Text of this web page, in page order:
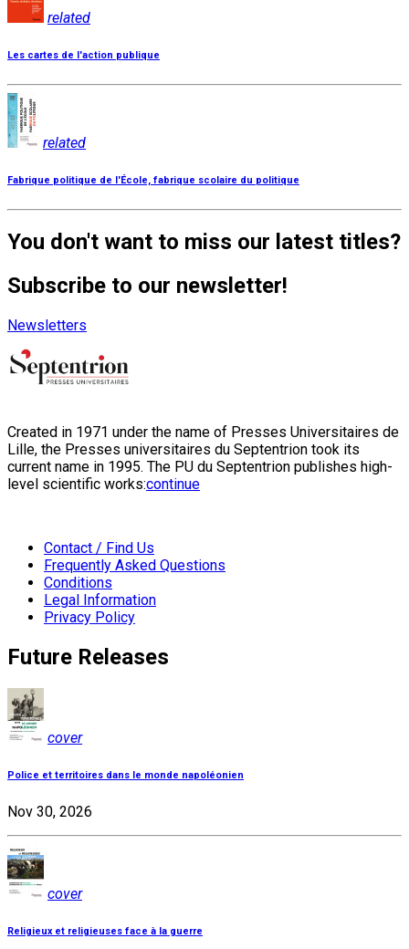
related
Les cartes de l'action publique
related
Fabrique politique de l'École, fabrique scolaire du politique
You don't want to miss our latest titles?
Subscribe to our newsletter!
Newsletters
Created in 1971 under the name of Presses Universitaires de
Lille, the Presses universitaires du Septentrion took its
current name in 1995. The PU du Septentrion publishes high-
level scientific works:continue
Contact / Find Us
Frequently Asked Questions
Conditions
Legal Information
Privacy Policy
Future Releases
cover
Police et territoires dans le monde napoléonien
Nov 30, 2026
cover
Religieux et religieuses face à la guerre